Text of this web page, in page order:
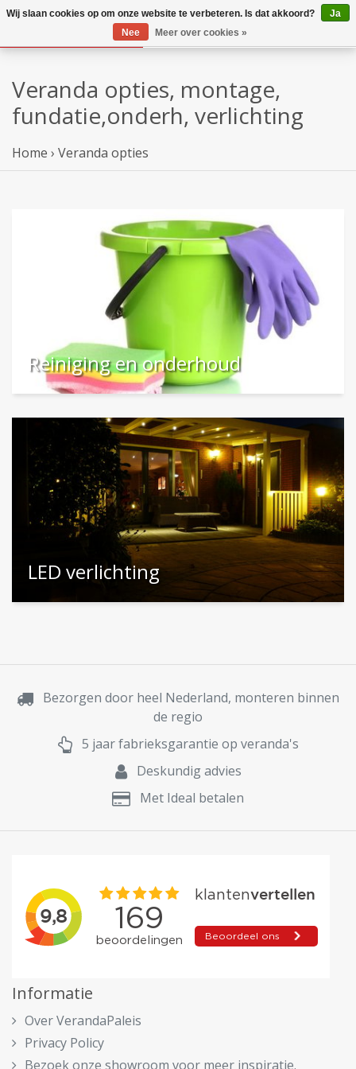
Veranda opties, montage,
fundatie,onderh, verlichting
Home › Veranda opties
Reiniging en onderhoud
LED verlichting
Bezorgen door heel Nederland, monteren binnen
de regio
5 jaar fabrieksgarantie op veranda's
Deskundig advies
Met Ideal betalen
Informatie
Over VerandaPaleis
Privacy Policy
Bezoek onze showroom voor meer inspiratie.
Wij slaan cookies op om onze website te verbeteren. Is dat akkoord?
Ja
Nee
Meer over cookies »